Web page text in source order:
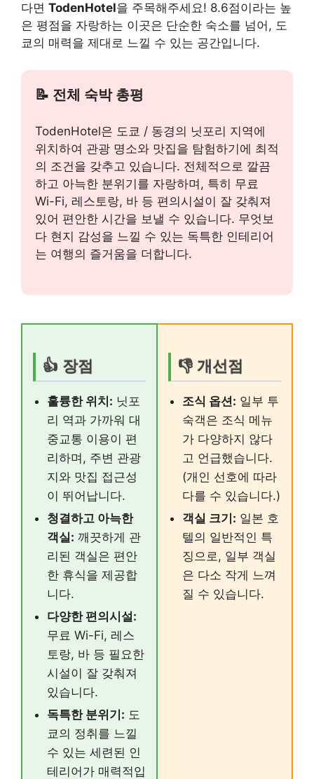
다면 TodenHotel을 주목해주세요! 8.6점이라는 높
은 평점을 자랑하는 이곳은 단순한 숙소를 넘어, 도
쿄의 매력을 제대로 느낄 수 있는 공간입니다.
📝 전체 숙박 총평
TodenHotel은 도쿄 / 동경의 닛포리 지역에
위치하여 관광 명소와 맛집을 탐험하기에 최적
의 조건을 갖추고 있습니다. 전체적으로 깔끔
하고 아늑한 분위기를 자랑하며, 특히 무료
Wi-Fi, 레스토랑, 바 등 편의시설이 잘 갖춰져
있어 편안한 시간을 보낼 수 있습니다. 무엇보
다 현지 감성을 느낄 수 있는 독특한 인테리어
는 여행의 즐거움을 더합니다.
👍 장점
훌륭한 위치: 닛포
리 역과 가까워 대
중교통 이용이 편
리하며, 주변 관광
지와 맛집 접근성
이 뛰어납니다.
청결하고 아늑한
객실: 깨끗하게 관
리된 객실은 편안
한 휴식을 제공합
니다.
다양한 편의시설:
무료 Wi-Fi, 레스
토랑, 바 등 필요한
시설이 잘 갖춰져
있습니다.
독특한 분위기: 도
쿄의 정취를 느낄
수 있는 세련된 인
테리어가 매력적입
👎 개선점
조식 옵션: 일부 투
숙객은 조식 메뉴
가 다양하지 않다
고 언급했습니다.
(개인 선호에 따라
다를 수 있습니다.)
객실 크기: 일본 호
텔의 일반적인 특
징으로, 일부 객실
은 다소 작게 느껴
질 수 있습니다.